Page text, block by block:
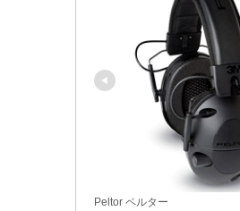
Peltor ペルター